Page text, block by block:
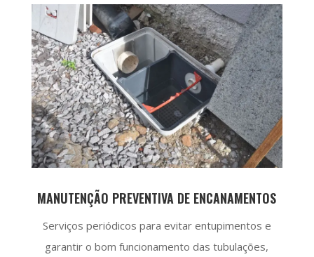
MANUTENÇÃO PREVENTIVA DE ENCANAMENTOS
Serviços periódicos para evitar entupimentos e
garantir o bom funcionamento das tubulações,